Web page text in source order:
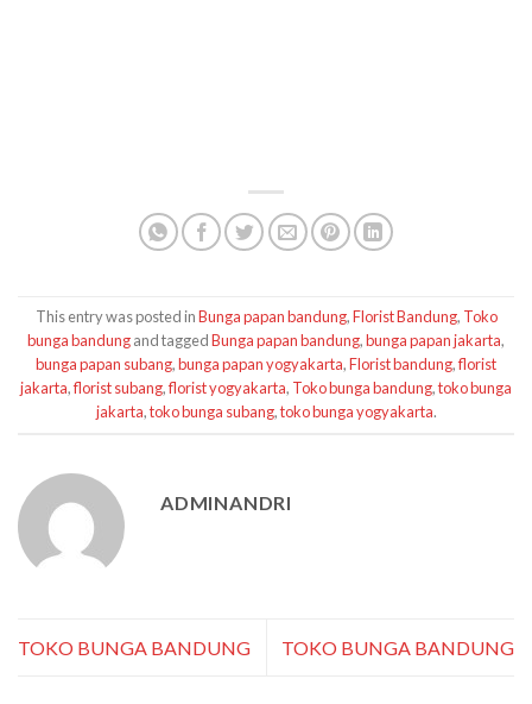
This entry was posted inBunga papan bandung,Florist Bandung, Toko
bunga bandungand taggedBunga papan bandung,bunga papan jakarta,
bunga papan subang,bunga papan yogyakarta,Florist bandung,florist
jakarta,florist subang,florist yogyakarta, Toko bunga bandung,toko bunga
jakarta,toko bunga subang,toko bunga yogyakarta.
ADMINANDRI
TOKO BUNGA BANDUNG TOKO BUNGA BANDUNG